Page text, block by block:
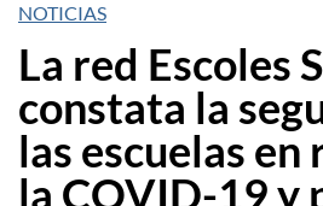
NOTICIAS
La red Escoles
constata la
las escuelas en
la COVID-19 y